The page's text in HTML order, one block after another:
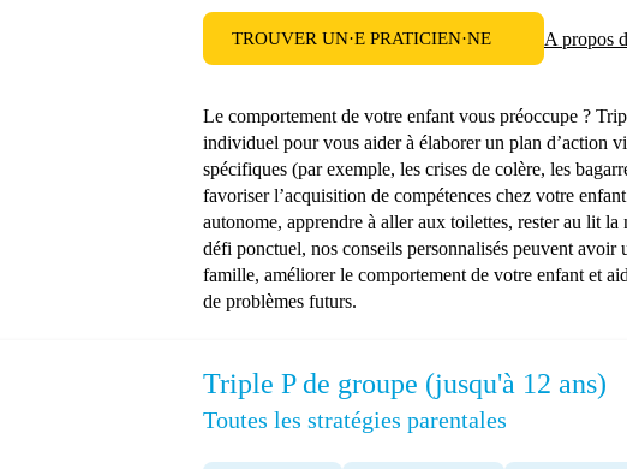
TROUVER UN·E PRATICIEN·NE A propos
Le comportement de votre enfant vous préoccupe ?
individuel pour vous aider à élaborer un plan d’action
spécifiques (par exemple, les crises de colère, les
favoriser l’acquisition de compétences chez votre
autonome, apprendre à aller aux toilettes, rester au lit
défi ponctuel, nos conseils personnalisés peuvent
famille, améliorer le comportement de votre enfant et
de problèmes futurs.
Triple P de groupe (jusqu'à 12 ans)
Toutes les stratégies parentales